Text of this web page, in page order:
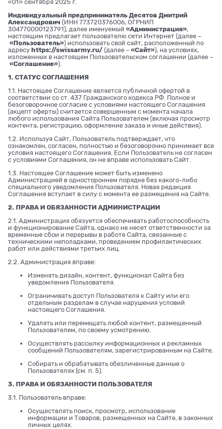
«01» сентября 2025 г.
Индивидуальный предприниматель Десятов Дмитрий
Александрович (ИНН 773720376006, ОГРНИП
304770000123791), далее именуемый «Администрация»,
настоящим предлагает пользователю сети Интернет (далее –
«Пользователь») использовать свой сайт, расположенный по
адресу https://swissarmy.ru/ (далее – «Сайт»), на условиях,
изложенных в настоящем Пользовательском соглашении (далее –
«Соглашение»).
1. СТАТУС СОГЛАШЕНИЯ
1.1. Настоящее Соглашение является публичной офертой в
соответствии со ст. 437 Гражданского кодекса РФ. Полное и
безоговорочное согласие с условиями настоящего Соглашения
(акцепт оферты) считается совершенным с момента начала
любого использования Сайта Пользователем (включая просмотр
контента, регистрацию, оформление заказа и иные действия).
1.2. Используя Сайт, Пользователь подтверждает, что
ознакомлен, согласен, полностью и безоговорочно принимает все
условия настоящего Соглашения. Если Пользователь не согласен
с условиями Соглашения, он не вправе использовать Сайт.
1.3. Настоящее Соглашение может быть изменено
Администрацией в одностороннем порядке без какого-либо
специального уведомления Пользователя. Новая редакция
Соглашения вступает в силу с момента ее размещения на Сайте.
2. ПРАВА И ОБЯЗАННОСТИ АДМИНИСТРАЦИИ
2.1. Администрация обязуется обеспечивать работоспособность
и функционирование Сайта, однако не несет ответственности за
временные сбои и перерывы в работе Сайта, связанные с
техническими неполадками, проведением профилактических
работ или действиями третьих лиц.
2.2. Администрация вправе:
Изменять дизайн, контент, функционал Сайта без
уведомления Пользователя.
Ограничивать доступ Пользователя к Сайту или его
отдельным разделам в случае нарушения условий
настоящего Соглашения.
Удалять или перемещать любой контент, размещенный
Пользователем, по своему усмотрению.
Осуществлять рассылку информационных и рекламных
сообщений Пользователям, зарегистрированным на Сайте.
Собирать и обрабатывать обезличенные данные о
Пользователях (см. п. 5).
3. ПРАВА И ОБЯЗАННОСТИ ПОЛЬЗОВАТЕЛЯ
3.1. Пользователь вправе:
Осуществлять поиск, просмотр, использование
информации и Товаров, размещенных на Сайте, в законных
личных целях.